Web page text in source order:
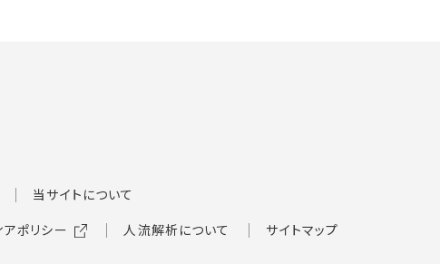
当サイトについて
アポリシー 人流解析について サイトマップ